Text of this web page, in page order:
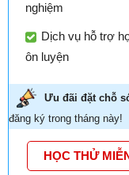
nghiệm
Dịch vụ hỗ trợ
ôn luyện
Ưu đãi đặt chỗ
đăng ký trong tháng này!
HỌC THỬ